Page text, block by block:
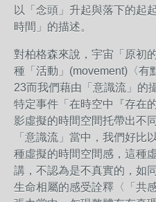
以「念頭」升起與落下的起
時間」的描述。
對柏格森來說，宇宙「原初
種「活動」(movement)〈有
23而我們藉由「意識流」的
特定事件「在時空中『存在
影虛擬的時間空間托帶出不
「意識流」當中，我們好比
種虛擬的時間空間感，這種
講，不認為是不真實的，如
生命相屬的感受詮釋〈「共